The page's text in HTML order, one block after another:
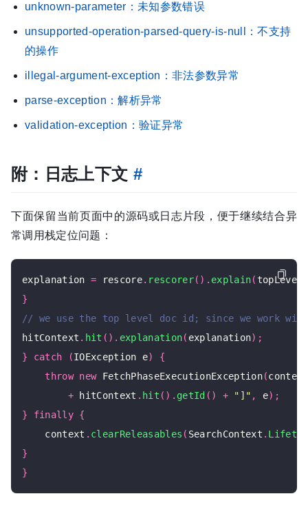
unknown-parameter：未知参数错误
unsupported-operation-parsed-query-is-null：不支持
的操作
illegal-argument-exception：非法参数异常
parse-exception：解析异常
validation-exception：验证异常
附：日志上下文 #
下面保留当前页面中的源码或日志片段，便于继续结合异
常调用栈定位问题：
explanation = rescore. rescorer(). explain(
}
hitContext . hit (). explanation( explanation);
}
catch (IOException e)
{
throw new FetchPhaseExecutionException(context
+ hitContext . hit (). getId () + "]" , e);
}
finally {
    context
. clearReleasables ( SearchContext .
}
}